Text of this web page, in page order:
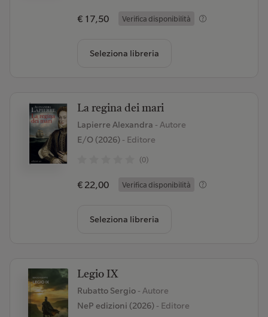
€ 17,50 Verifica disponibilità
Seleziona libreria
La regina dei mari
Lapierre Alexandra - Autore
E/O (2026)- Editore
(0)
€ 22,00 Verifica disponibilità
Seleziona libreria
Legio IX
Rubatto Sergio - Autore
NeP edizioni (2026)- Editore